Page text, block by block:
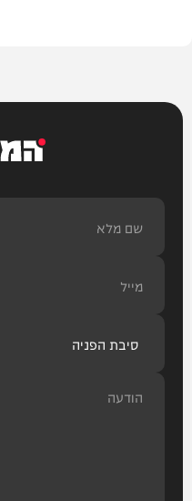
המחדש